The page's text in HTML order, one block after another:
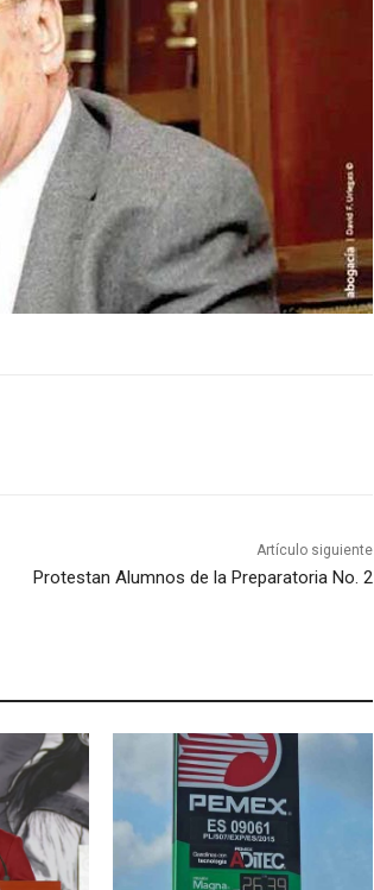
Artículo siguiente
Protestan Alumnos de la Preparatoria No. 2